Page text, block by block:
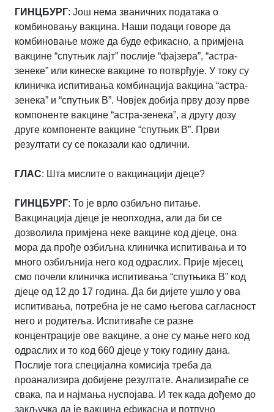
ГИНЦБУРГ: Још нема званичних података о
комбиновању вакцина. Наши подаци говоре да
комбиновање може да буде ефикасно, а примјена
вакцине “спутњик лајт” послије “фајзера”, “астра-
зенеке” или кинеске вакцине то потврђује. У току су
клиничка испитивања комбинација вакцина “астра-
зенека” и “спутњик В”. Човјек добија прву дозу прве
компоненте вакцине “астра-зенека”, а другу дозу
друге компоненте вакцине “спутњик В”. Први
резултати су се показали као одлични.
ГЛАС: Шта мислите о вакцинацији дјеце?
ГИНЦБУРГ: То је врло озбиљно питање.
Вакцинација дјеце је неопходна, али да би се
дозволила примјена неке вакцине код дјеце, она
мора да прође озбиљна клиничка испитивања и то
много озбиљнија него код одраслих. Прије мјесец
смо почели клиничка испитивања “спутњика В” код
дјеце од 12 до 17 година. Да би дијете ушло у ова
испитивања, потребна је не само његова сагласност
него и родитеља. Испитиваће се разне
концентрације ове вакцине, а оне су мање него код
одраслих и то код 660 дјеце у току годину дана.
Послије тога специјална комисија треба да
проанализира добијене резултате. Анализираће се
свака, па и најмања нуспојава. И тек када дођемо до
закључка да је вакцина ефикасна и потпуно